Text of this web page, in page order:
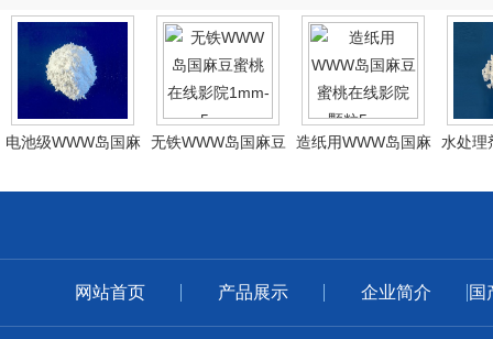
电池级WWW岛国麻
无铁WWW岛国麻豆
造纸用WWW岛国麻
水处理
网站首页 产品展示 企业简介 国